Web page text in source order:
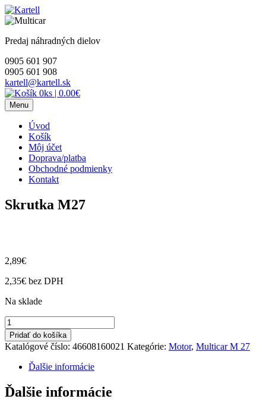
Skip
to
Predaj náhradných dielov
0905 601 907
0905 601 908
kartell@kartell.sk
0ks | 0.00€
Menu
Úvod
Košík
Môj účet
Doprava/platba
Obchodné podmienky
Kontakt
Skrutka M27
2,89€
2,35€ bez DPH
Na sklade
množstvo
Skrutka
M27
Pridať do košíka
Katalógové číslo: 46608160021 Kategórie: Motor, Multicar M 27
Ďalšie informácie
Ďalšie informácie